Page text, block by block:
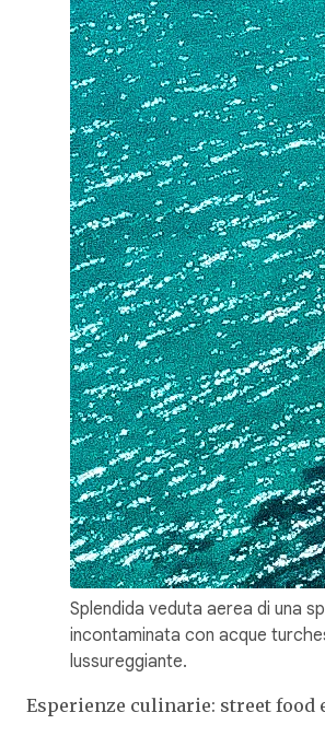
Splendida veduta aerea di una
incontaminata con acque
lussureggiante.
Esperienze culinarie: street